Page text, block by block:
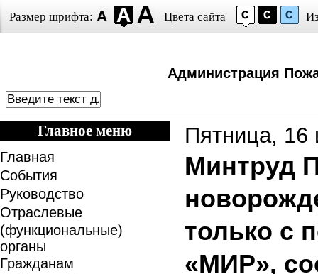
Размер шрифта: Цвета сайта
Администрация
Главное меню
Главная
События
Руководство
Отраслевые
(функциональные)
органы
Гражданам
Пятница, 16
Минтруд
только с
«МИР»,